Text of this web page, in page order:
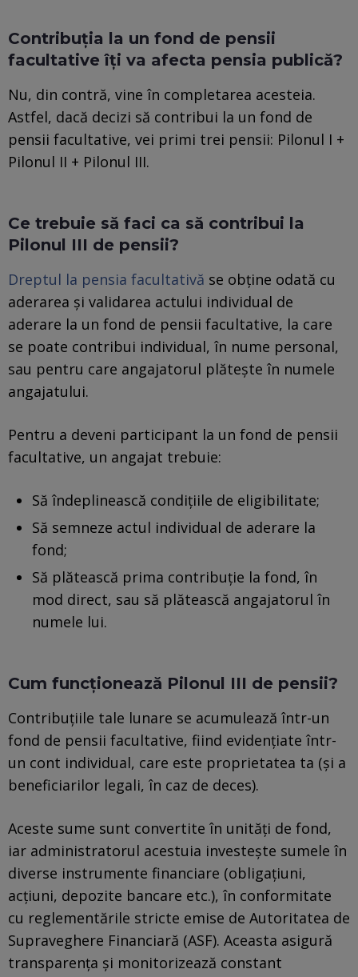
Contribuția la un fond de pensii
facultative îți va afecta pensia publică?
Nu, din contră, vine în completarea acesteia.
Astfel, dacă decizi să contribui la un fond de
pensii facultative, vei primi trei pensii: Pilonul I +
Pilonul II + Pilonul III.
Ce trebuie să faci ca să contribui la
Pilonul III de pensii?
Dreptul la pensia facultativă se obţine odată cu
aderarea şi validarea actului individual de
aderare la un fond de pensii facultative, la care
se poate contribui individual, în nume personal,
sau pentru care angajatorul plăteşte în numele
angajatului.
Pentru a deveni participant la un fond de pensii
facultative, un angajat trebuie:
Să îndeplinească condiţiile de eligibilitate;
Să semneze actul individual de aderare la
fond;
Să plătească prima contribuţie la fond, în
mod direct, sau să plătească angajatorul în
numele lui.
Cum funcționează Pilonul III de pensii?
Contribuţiile tale lunare se acumulează într-un
fond de pensii facultative, fiind evidenţiate într-
un cont individual, care este proprietatea ta (și a
beneficiarilor legali, în caz de deces).
Aceste sume sunt convertite în unități de fond,
iar administratorul acestuia investește sumele în
diverse instrumente financiare (obligațiuni,
acțiuni, depozite bancare etc.), în conformitate
cu reglementările stricte emise de Autoritatea de
Supraveghere Financiară (ASF). Aceasta asigură
transparența și monitorizează constant